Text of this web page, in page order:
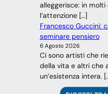
alleggerisce: in
l’attenzione […]
Francesco Guccini:
seminare pensiero
6 Agosto 2026
Ci sono artisti che
della vita e altri che
un’esistenza intera.